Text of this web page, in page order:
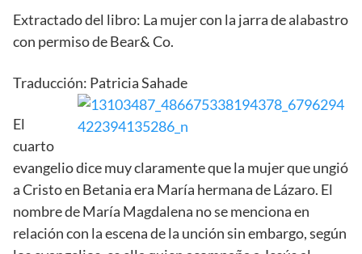
Extractado del libro: La mujer con la jarra de alabastro
con permiso de Bear& Co.
Traducción: Patricia Sahade
El
cuarto
evangelio dice muy claramente que la mujer que ungió
a Cristo en Betania era María hermana de Lázaro. El
nombre de María Magdalena no se menciona en
relación con la escena de la unción sin embargo, según